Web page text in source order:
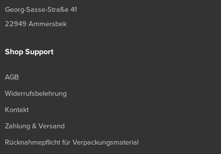
Georg-Sasse-Straße 41
22949 Ammersbek
Shop Support
AGB
Widerrufsbelehrung
Kontakt
Zahlung & Versand
Rücknahmepflicht für Verpackungsmaterial